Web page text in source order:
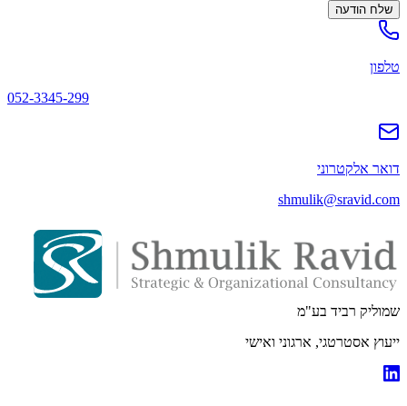
שלח הודעה
טלפון
052-3345-299
דואר אלקטרוני
shmulik@sravid.com
שמוליק רביד בע"מ
ייעוץ אסטרטגי, ארגוני ואישי